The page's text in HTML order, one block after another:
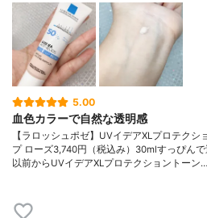
5.00
血色カラーで自然な透明感
【ラロッシュポゼ】UVイデアXLプロテクシ
プ ローズ3,740円（税込み）30mlすっぴん
以前からUVイデアXLプロテクショントーン…